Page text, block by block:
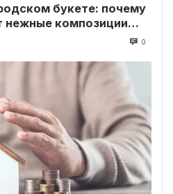
букете: почему
нежные композиции
0